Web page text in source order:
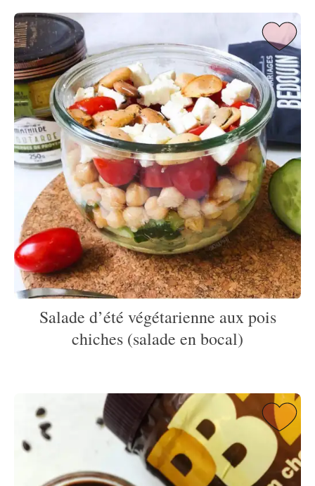
Salade d’été végétarienne aux pois
chiches (salade en bocal)